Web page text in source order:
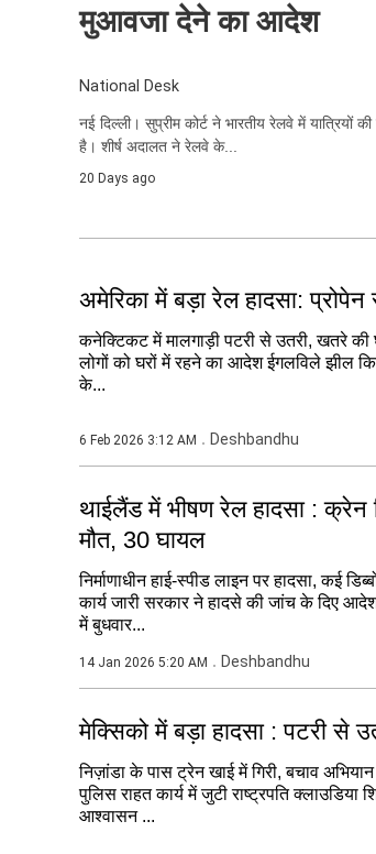
मुआवजा देने का आदेश
National Desk
नई दिल्ली। सुप्रीम कोर्ट ने भारतीय रेलवे में यात्रियों
है। शीर्ष अदालत ने रेलवे के...
20 Days ago
अमेरिका में बड़ा रेल हादसा: प्रोपेन
कनेक्टिकट में मालगाड़ी पटरी से उतरी, खतरे
लोगों को घरों में रहने का आदेश ईगलविले झील
के...
6 Feb 2026 3:12 AM Deshbandhu
थाईलैंड में भीषण रेल हादसा :
मौत, 30 घायल
निर्माणाधीन हाई-स्पीड लाइन पर हादसा, कई
कार्य जारी सरकार ने हादसे की जांच के दिए
में बुधवार...
14 Jan 2026 5:20 AM Deshbandhu
मेक्सिको में बड़ा हादसा : पटरी से
निज़ांडा के पास ट्रेन खाई में गिरी, बचाव
पुलिस राहत कार्य में जुटी राष्ट्रपति क्लाउडिया
आश्वासन ...